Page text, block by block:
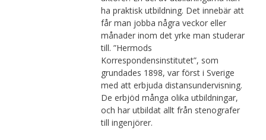
ha praktisk utbildning. Det innebär att
får man jobba några veckor eller
månader inom det yrke man studerar
till. ”Hermods
Korrespondensinstitutet”, som
grundades 1898, var först i Sverige
med att erbjuda distansundervisning.
De erbjöd många olika utbildningar,
och har utbildat allt från stenografer
till ingenjörer.